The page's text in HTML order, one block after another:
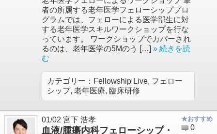
者の所属する老年医学フェローシッププロ
グラムでは、フェローによる医学部生に対
する老年医学スキルワークショップを行な
っています。 ワークショップでカバーされ
るのは、老年医学の5Mのう […] » 続きを読
む
カテゴリー： Fellowship Live, フェロー
シップ, 老年医療, 臨床研修
01/02 宮下 浩孝
血液/腫瘍内科フェローシップ・
★おすすめ
0